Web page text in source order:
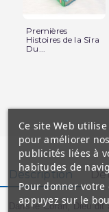
Premières
Histoires de la Sîra
Du...
Description
Dans le Coran, Dieu dit
Ce site Web
pour améliorer
publicités liées à
habitudes de
Pour donner
appuyez sur le